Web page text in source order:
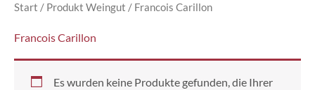
Start / Produkt Weingut / Francois Carillon
Francois Carillon
Es wurden keine Produkte gefunden, die Ihrer